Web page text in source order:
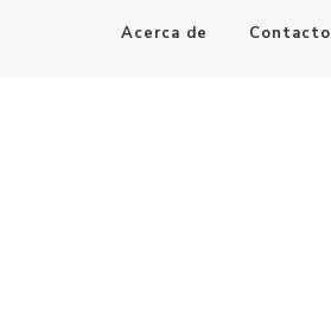
Acerca de Contacto